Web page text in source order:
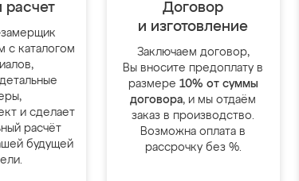
расчет
с каталогом
и сделает
расчёт
будущей
Договор
и изготовление
Заключаем договор,
Вы вносите предоплату в
размере 10% от суммы
договора, и мы отдаём
заказ в производство.
Возможна оплата в
рассрочку без %.